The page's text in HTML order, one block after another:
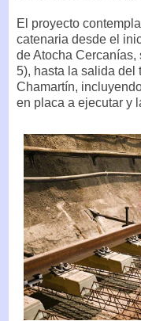
El proyecto
catenaria desde el
de Atocha Cercanías,
5), hasta la salida
Chamartín,
en placa a ejecutar y